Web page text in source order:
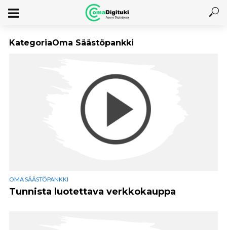
KategoriaOma Säästöpankki
OMA SÄÄSTÖPANKKI
Tunnista luotettava verkkokauppa